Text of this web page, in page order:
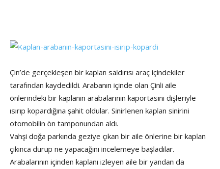
Çin’de gerçekleşen bir kaplan saldırısı araç içindekiler
tarafından kaydedildi. Arabanın içinde olan Çinli aile
önlerindeki bir kaplanın arabalarının kaportasını dişleriyle
ısırıp kopardığına şahit oldular. Sinirlenen kaplan sinirini
otomobilin ön tamponundan aldı.
Vahşi doğa parkında geziye çıkan bir aile önlerine bir kaplan
çıkınca durup ne yapacağını incelemeye başladılar.
Arabalarının içinden kaplanı izleyen aile bir yandan da